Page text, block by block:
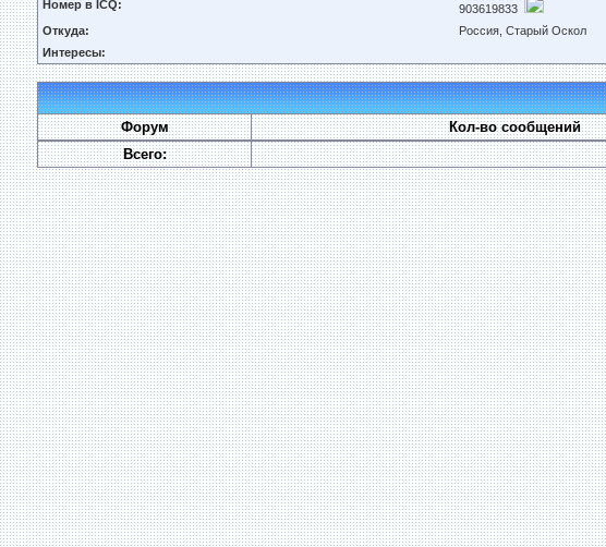
Номер в ICQ:
903619833
Откуда:
Россия, Старый Оскол
Интересы:
Форум
Кол-во сообщений
Всего: